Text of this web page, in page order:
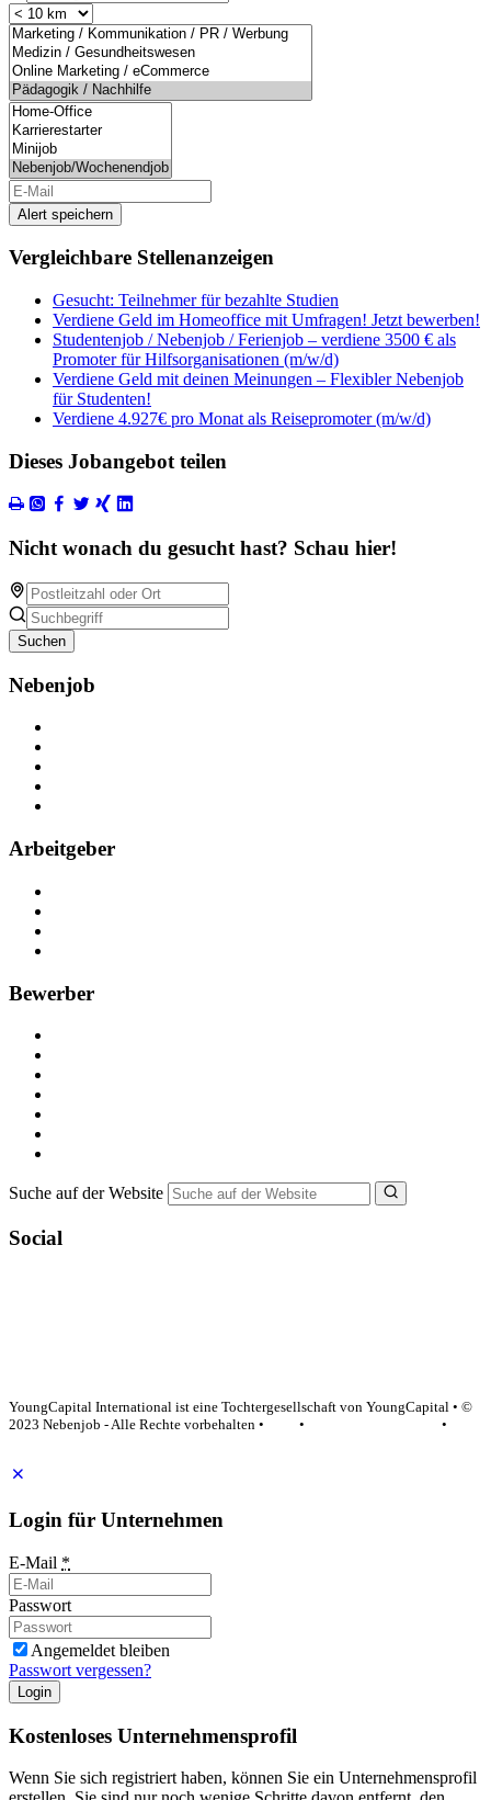
Alert speichern
Vergleichbare Stellenanzeigen
Gesucht: Teilnehmer für bezahlte Studien
Verdiene Geld im Homeoffice mit Umfragen! Jetzt bewerben!
Studentenjob / Nebenjob / Ferienjob – verdiene 3500 € als
Promoter für Hilfsorganisationen (m/w/d)
Verdiene Geld mit deinen Meinungen – Flexibler Nebenjob
für Studenten!
Verdiene 4.927€ pro Monat als Reisepromoter (m/w/d)
Dieses Jobangebot teilen
Nicht wonach du gesucht hast? Schau hier!
Suchen
Nebenjob
Arbeitgeber
Bewerber
Suche auf der Website
Social
YoungCapital International ist eine Tochtergesellschaft von YoungCapital • ©
2023 Nebenjob - Alle Rechte vorbehalten •
•
•
Login für Unternehmen
E-Mail *
Passwort
Angemeldet bleiben
Passwort vergessen?
Login
Kostenloses Unternehmensprofil
Wenn Sie sich registriert haben, können Sie ein Unternehmensprofil